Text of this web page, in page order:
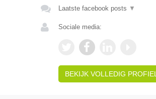
Laatste facebook posts ▼
Sociale media:
BEKIJK VOLLEDIG PROFIEL